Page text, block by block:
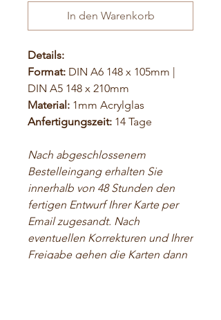
In den Warenkorb
Details:
Format: DIN A6 148 x 105mm |
DIN A5 148 x 210mm
Material: 1mm Acrylglas
Anfertigungszeit: 14 Tage
Nach abgeschlossenem
Bestelleingang erhalten Sie
innerhalb von 48 Stunden den
fertigen Entwurf Ihrer Karte per
Email zugesandt. Nach
eventuellen Korrekturen und Ihrer
Freigabe gehen die Karten dann